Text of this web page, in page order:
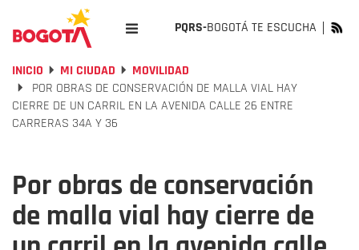
PQRS-BOGOTÁ TE ESCUCHA
INICIO MI CIUDAD
MOVILIDAD
POR OBRAS DE CONSERVACIÓN DE MALLA VIAL HAY
CIERRE DE UN CARRIL EN LA AVENIDA CALLE 26 ENTRE
CARRERAS 34A Y 36
Por obras de conservación
de malla vial hay cierre de